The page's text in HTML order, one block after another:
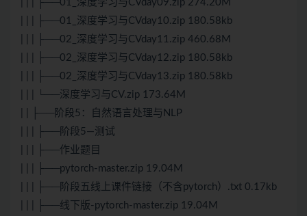
| | | ├──01_深度学习与CVday09.zip 274.20M
| | | ├──01_深度学习与CVday10.zip 180.58kb
| | | ├──02_深度学习与CVday11.zip 460.68M
| | | ├──02_深度学习与CVday12.zip 180.58kb
| | | ├──02_深度学习与CVday13.zip 180.58kb
| | | └──深度学习与CV.zip 173.64M
| | ├──阶段5：自然语言处理与NLP
| | | ├──阶段5—测试
| | | ├──作业题目
| | | ├──pytorch-master.zip 19.04M
| | | ├──阶段五线上课件链接（不含pytorch）.txt 0.17kb
| | | ├──线下版-pytorch-master.zip 19.04M